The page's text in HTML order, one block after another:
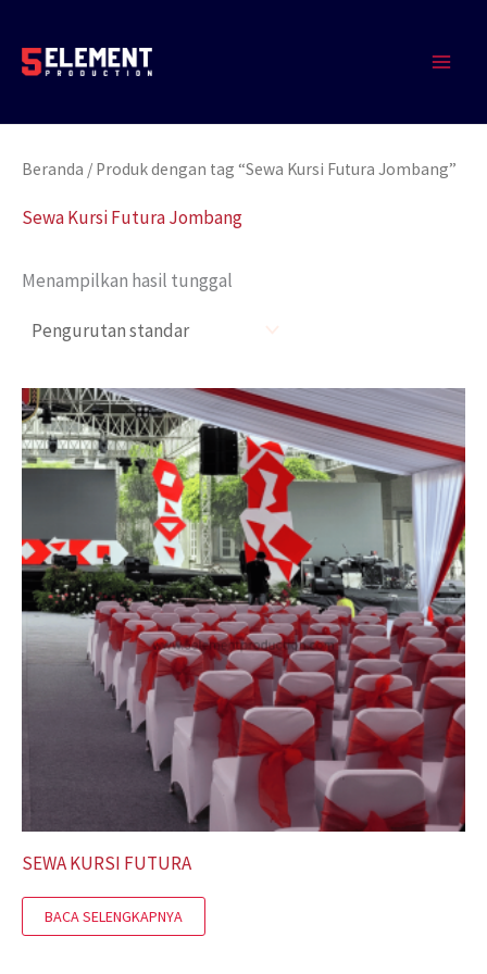
konten
Beranda / Produk dengan tag “Sewa Kursi Futura Jombang”
Sewa Kursi Futura Jombang
Menampilkan hasil tunggal
SEWA KURSI FUTURA
BACA SELENGKAPNYA